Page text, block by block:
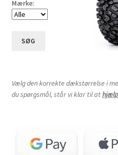
Mærke:
SØG
Vælg den korrekte dækstørrelse i
du spørgsmål, står vi klar til at